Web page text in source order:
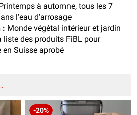
à automne, tous les 7
l'eau d'arrosage
: Monde végétal intérieur et jardin
liste des produits FiBL pour
Suisse aprobé
-20%